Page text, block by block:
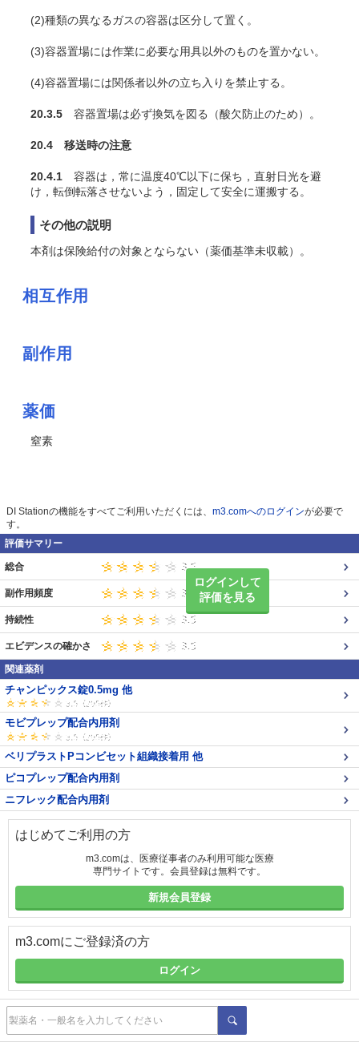
(2)種類の異なるガスの容器は区分して置く。
(3)容器置場には作業に必要な用具以外のものを置かない。
(4)容器置場には関係者以外の立ち入りを禁止する。
20.3.5 容器置場は必ず換気を図る（酸欠防止のため）。
20.4 移送時の注意
20.4.1 容器は，常に温度40℃以下に保ち，直射日光を避
け，転倒転落させないよう，固定して安全に運搬する。
その他の説明
本剤は保険給付の対象とならない（薬価基準未収載）。
相互作用
副作用
薬価
窒素
DI Stationの機能をすべてご利用いただくには、 m3.comへのログインが必要で
す。
評価サマリー
ログインして
評価を見る
総合
副作用頻度
持続性
エビデンスの確かさ
関連薬剤
チャンピックス錠0.5mg 他
モビプレップ配合内用剤
ベリプラストPコンビセット組織接着用 他
ピコプレップ配合内用剤
ニフレック配合内用剤
はじめてご利用の方
m3.comは、医療従事者のみ利用可能な医療
専門サイトです。会員登録は無料です。
新規会員登録
m3.comにご登録済の方
ログイン